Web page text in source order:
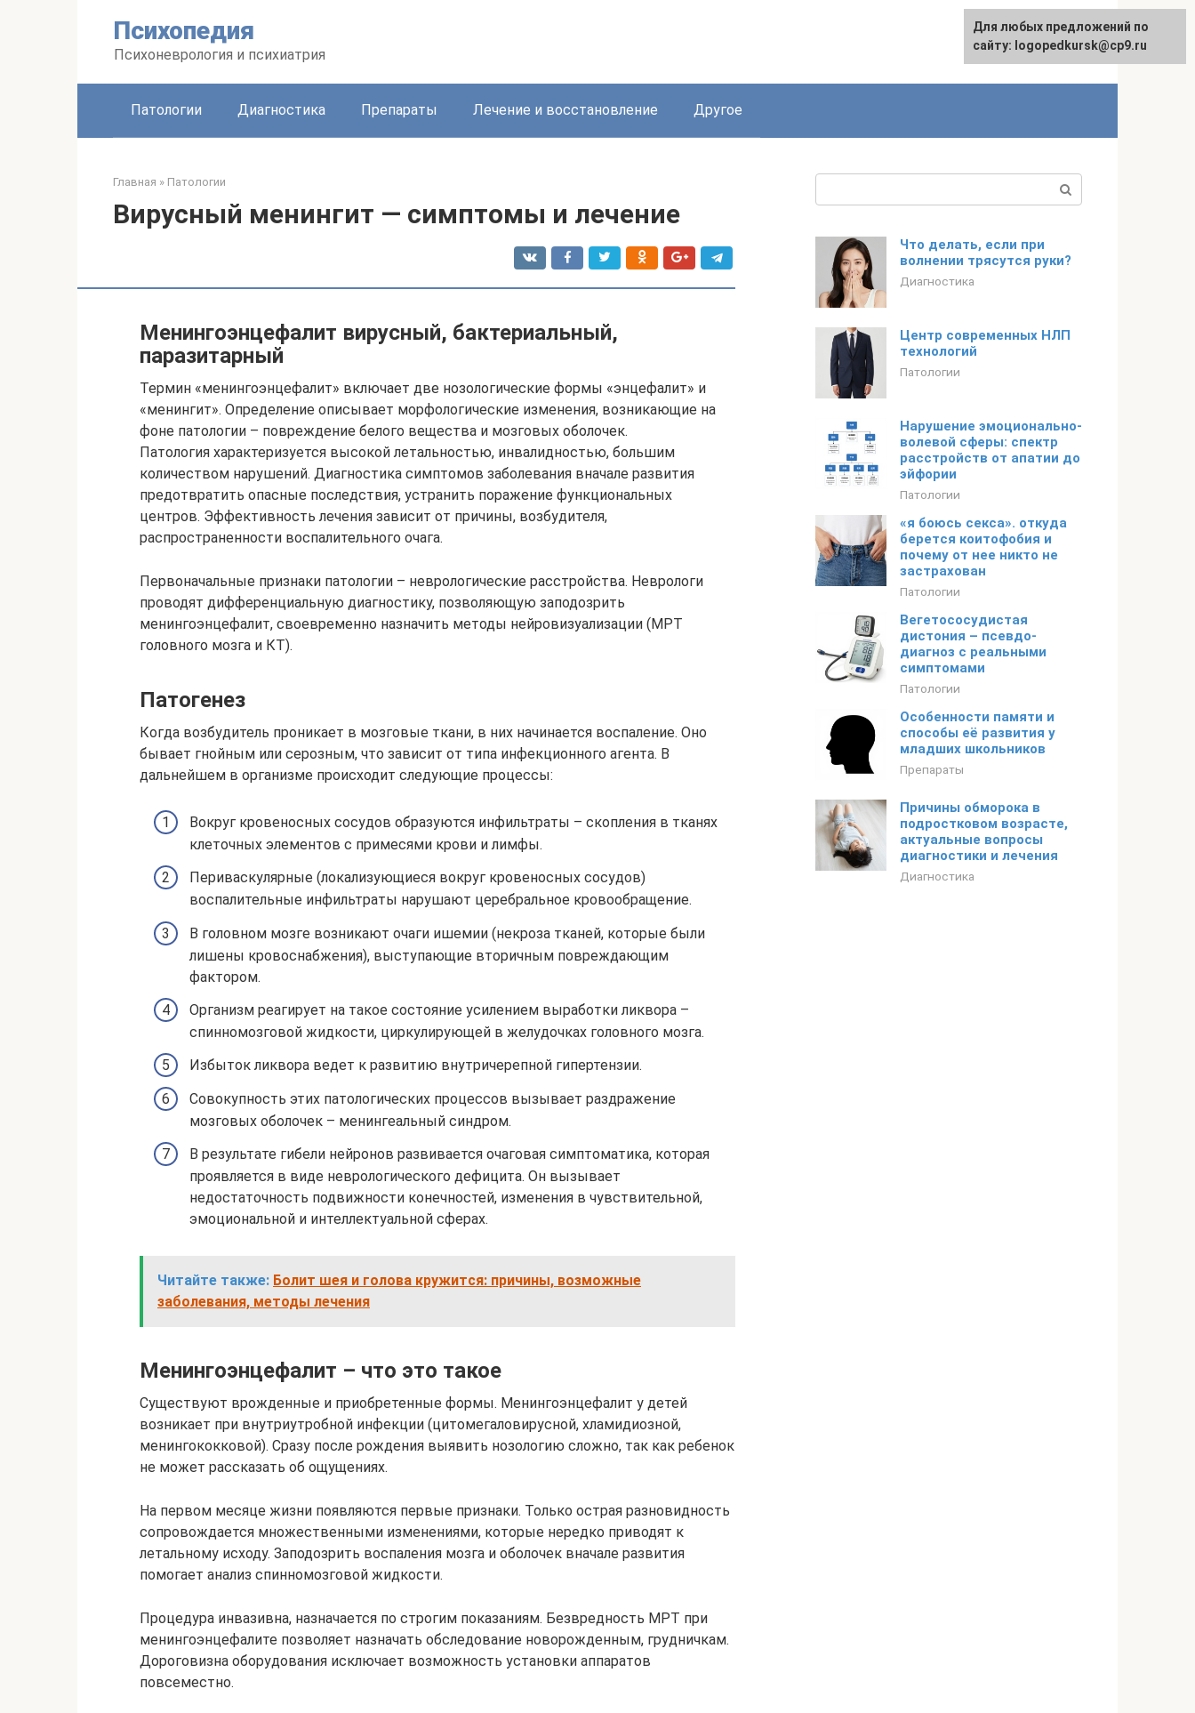
Психопедия
Психоневрология и психиатрия
Патологии Диагностика Препараты Лечение и восстановление Другое
Главная » Патологии
Вирусный менингит — симптомы и лечение
Менингоэнцефалит вирусный, бактериальный,
паразитарный
Термин «менингоэнцефалит» включает две нозологические формы «энцефалит» и
«менингит». Определение описывает морфологические изменения, возникающие на
фоне патологии – повреждение белого вещества и мозговых оболочек.
Патология характеризуется высокой летальностью, инвалидностью, большим
количеством нарушений. Диагностика симптомов заболевания вначале развития
предотвратить опасные последствия, устранить поражение функциональных
центров. Эффективность лечения зависит от причины, возбудителя,
распространенности воспалительного очага.
Первоначальные признаки патологии – неврологические расстройства. Неврологи
проводят дифференциальную диагностику, позволяющую заподозрить
менингоэнцефалит, своевременно назначить методы нейровизуализации (МРТ
головного мозга и КТ).
Патогенез
Когда возбудитель проникает в мозговые ткани, в них начинается воспаление. Оно
бывает гнойным или серозным, что зависит от типа инфекционного агента. В
дальнейшем в организме происходит следующие процессы:
Вокруг кровеносных сосудов образуются инфильтраты – скопления в тканях
клеточных элементов с примесями крови и лимфы.
Периваскулярные (локализующиеся вокруг кровеносных сосудов)
воспалительные инфильтраты нарушают церебральное кровообращение.
В головном мозге возникают очаги ишемии (некроза тканей, которые были
лишены кровоснабжения), выступающие вторичным повреждающим
фактором.
Организм реагирует на такое состояние усилением выработки ликвора –
спинномозговой жидкости, циркулирующей в желудочках головного мозга.
Избыток ликвора ведет к развитию внутричерепной гипертензии.
Совокупность этих патологических процессов вызывает раздражение
мозговых оболочек – менингеальный синдром.
В результате гибели нейронов развивается очаговая симптоматика, которая
проявляется в виде неврологического дефицита. Он вызывает
недостаточность подвижности конечностей, изменения в чувствительной,
эмоциональной и интеллектуальной сферах.
Читайте также: Болит шея и голова кружится: причины, возможные
заболевания, методы лечения
Менингоэнцефалит – что это такое
Существуют врожденные и приобретенные формы. Менингоэнцефалит у детей
возникает при внутриутробной инфекции (цитомегаловирусной, хламидиозной,
менингококковой). Сразу после рождения выявить нозологию сложно, так как ребенок
не может рассказать об ощущениях.
На первом месяце жизни появляются первые признаки. Только острая разновидность
сопровождается множественными изменениями, которые нередко приводят к
летальному исходу. Заподозрить воспаления мозга и оболочек вначале развития
помогает анализ спинномозговой жидкости.
Процедура инвазивна, назначается по строгим показаниям. Безвредность МРТ при
менингоэнцефалите позволяет назначать обследование новорожденным, грудничкам.
Дороговизна оборудования исключает возможность установки аппаратов
повсеместно.
Что делать, если при
волнении трясутся руки?
Диагностика
Центр современных НЛП
технологий
Патологии
Нарушение эмоционально-
волевой сферы: спектр
расстройств от апатии до
эйфории
Патологии
«я боюсь секса». откуда
берется коитофобия и
почему от нее никто не
застрахован
Патологии
Вегетососудистая
дистония – псевдо-
диагноз с реальными
симптомами
Патологии
Особенности памяти и
способы её развития у
младших школьников
Препараты
Причины обморока в
подростковом возрасте,
актуальные вопросы
диагностики и лечения
Диагностика
Для любых предложений по
сайту: logopedkursk@cp9.ru